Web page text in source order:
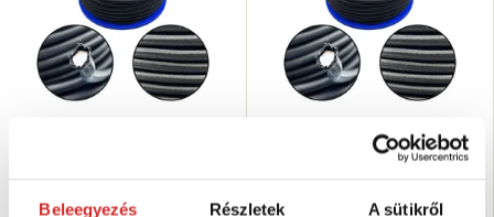
Beleegyezés Részletek A sütikről
CONROP Gumikötél gumi maggal